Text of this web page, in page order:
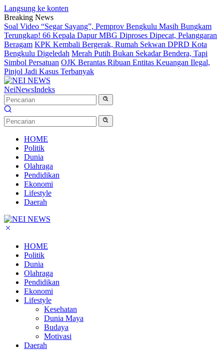
Langsung ke konten
Breaking News
Soal Video “Segar Sayang”, Pemprov Bengkulu Masih Bungkam
Terungkap! 66 Kepala Dapur MBG Diproses Dipecat, Pelanggaran
Beragam KPK Kembali Bergerak, Rumah Sekwan DPRD Kota
Bengkulu Digeledah Merah Putih Bukan Sekadar Bendera, Tapi
Simbol Persatuan OJK Berantas Ribuan Entitas Keuangan Ilegal,
Pinjol Jadi Kasus Terbanyak
NeiNewsIndeks
HOME
Politik
Dunia
Olahraga
Pendidikan
Ekonomi
Lifestyle
Daerah
HOME
Politik
Dunia
Olahraga
Pendidikan
Ekonomi
Lifestyle
Kesehatan
Dunia Maya
Budaya
Motivasi
Daerah